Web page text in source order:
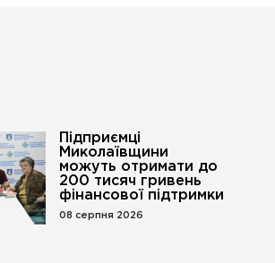
Підприємці
Миколаївщини
можуть отримати до
200 тисяч гривень
фінансової підтримки
08 серпня 2026